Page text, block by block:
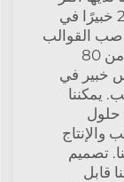
من 20 خبيرًا في
القوالب
وأكثر من 80
خبير في
يمكننا
حلول
والإنتاج
تصميم
قابل